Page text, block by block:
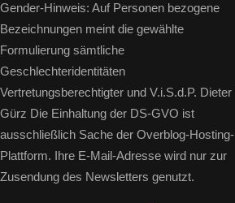
Gender-Hinweis: Auf Personen bezogene
Bezeichnungen meint die gewählte
Formulierung sämtliche
Geschlechteridentitäten
Vertretungsberechtigter und V.i.S.d.P. Dieter
Gürz Die Einhaltung der DS-GVO ist
ausschließlich Sache der Overblog-Hosting-
Plattform. Ihre E-Mail-Adresse wird nur zur
Zusendung des Newsletters genutzt.